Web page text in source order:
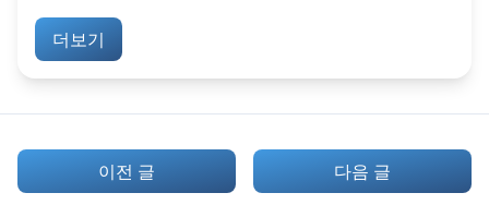
더보기
이전 글 다음 글